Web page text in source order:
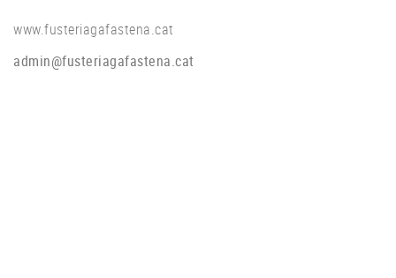
www.fusteriagafastena.cat
admin@fusteriagafastena.cat